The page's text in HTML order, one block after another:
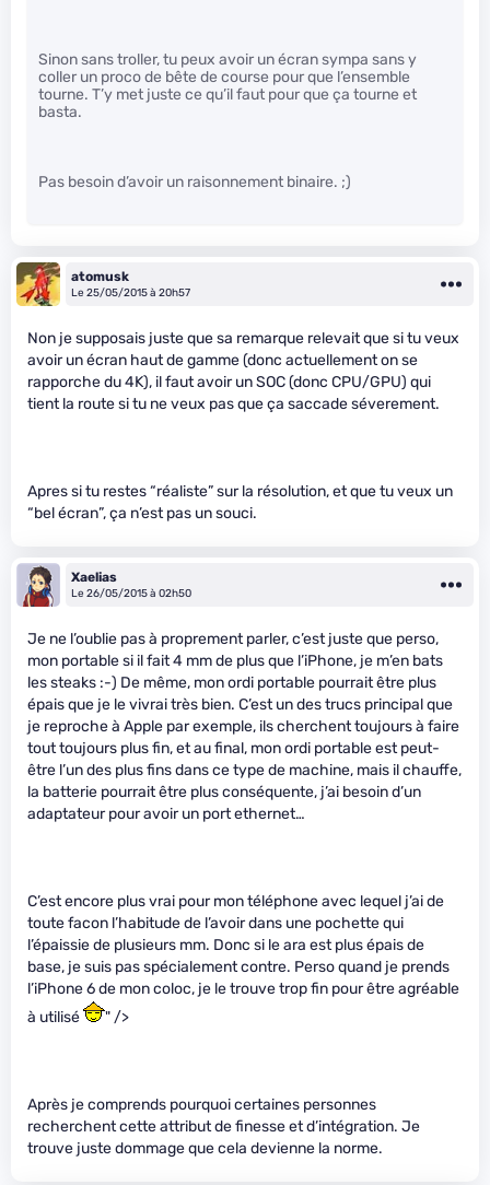
Sinon sans troller, tu peux avoir un écran sympa sans y
coller un proco de bête de course pour que l’ensemble
tourne. T’y met juste ce qu’il faut pour que ça tourne et
basta.
Pas besoin d’avoir un raisonnement binaire. ;)
atomusk
Le 25/05/2015 à 20h57
Non je supposais juste que sa remarque relevait que si tu veux
avoir un écran haut de gamme (donc actuellement on se
rapporche du 4K), il faut avoir un SOC (donc CPU/GPU) qui
tient la route si tu ne veux pas que ça saccade séverement.
Apres si tu restes “réaliste” sur la résolution, et que tu veux un
“bel écran”, ça n’est pas un souci.
Xaelias
Le 26/05/2015 à 02h50
Je ne l’oublie pas à proprement parler, c’est juste que perso,
mon portable si il fait 4 mm de plus que l’iPhone, je m’en bats
les steaks :-) De même, mon ordi portable pourrait être plus
épais que je le vivrai très bien. C’est un des trucs principal que
je reproche à Apple par exemple, ils cherchent toujours à faire
tout toujours plus fin, et au final, mon ordi portable est peut-
être l’un des plus fins dans ce type de machine, mais il chauffe,
la batterie pourrait être plus conséquente, j’ai besoin d’un
adaptateur pour avoir un port ethernet…
C’est encore plus vrai pour mon téléphone avec lequel j’ai de
toute facon l’habitude de l’avoir dans une pochette qui
l’épaissie de plusieurs mm. Donc si le ara est plus épais de
base, je suis pas spécialement contre. Perso quand je prends
l’iPhone 6 de mon coloc, je le trouve trop fin pour être agréable
à utilisé
" />
Après je comprends pourquoi certaines personnes
recherchent cette attribut de finesse et d’intégration. Je
trouve juste dommage que cela devienne la norme.